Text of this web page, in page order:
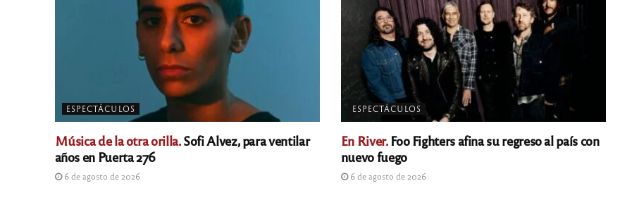
ESPECTÁCULOS
Música de la otra orilla.Sofi Alvez, para ventilar
años en Puerta 276
6 de agosto de 2026
ESPECTÁCULOS
En River.Foo Fighters afina su regreso al país con
nuevo fuego
6 de agosto de 2026